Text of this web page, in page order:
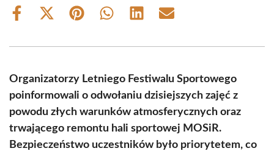
Share
Share
(Twitter)
Share Share Share Share
Organizatorzy Letniego Festiwalu Sportowego
poinformowali o odwołaniu dzisiejszych zajęć z
powodu złych warunków atmosferycznych oraz
trwającego remontu hali sportowej MOSiR.
Bezpieczeństwo uczestników było priorytetem, co